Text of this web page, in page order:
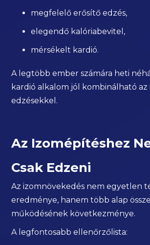
megfelelő erősítő edzés,
elegendő kalóriabevitel,
mérsékelt kardió.
A legtöbb ember számára heti
kardió alkalom jól kombinálható
edzésekkel.
Az Izomépítéshez
Csak Edzeni
Az izomnövekedés nem egyetlen
eredménye, hanem több alap
működésének következménye.
A legfontosabb ellenőrzőlista: